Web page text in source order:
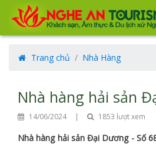
Trang chủ Nhà Hàng
Nhà hàng hải sản
14/06/2024 | 1853 lượt xem
Nhà hàng hải sản Đại Dương - Số